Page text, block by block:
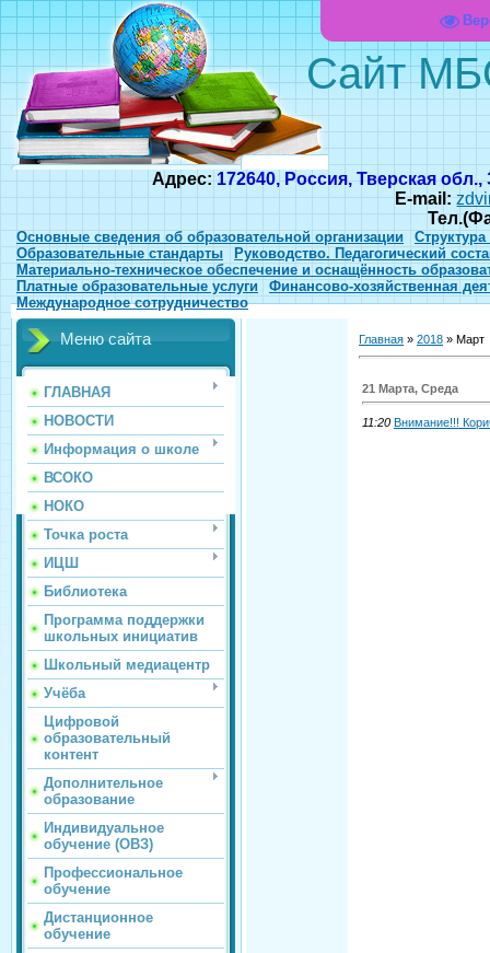
Сайт
Адрес: 172640, Россия, Тверская
E-mail:
Основные сведения об образовательной организации
Образовательные стандарты
Руководство. Педагогический
Материально-техническое обеспечение и оснащённость
Платные образовательные услуги
Финансово-хозяйственная
Международное сотрудничество
Меню сайта
ГЛАВНАЯ
НОВОСТИ
Информация о школе
ВСОКО
НОКО
Точка роста
ИЦШ
Библиотека
Программа поддержки
школьных инициатив
Школьный медиацентр
Учёба
Цифровой
образовательный
контент
Дополнительное
образование
Индивидуальное
обучение (ОВЗ)
Профессиональное
обучение
Дистанционное
обучение
Главная » 2018 » Март
21 Марта, Среда
11:20 Внимание!!!